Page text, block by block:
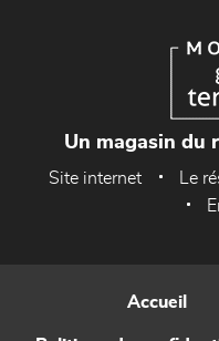
Un magasin du
Site internet Le
Accueil